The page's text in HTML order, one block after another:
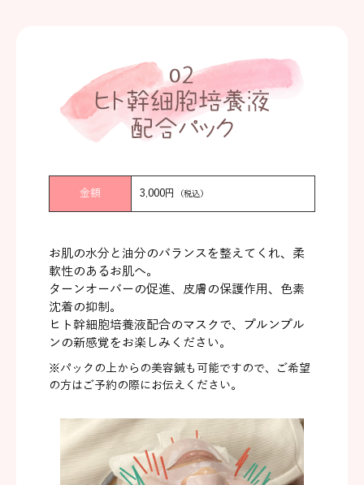
金額 3,000円 （税込）
お肌の水分と油分のバランスを整えてくれ、柔
軟性のあるお肌へ。
ターンオーバーの促進、皮膚の保護作用、色素
沈着の抑制。
ヒト幹細胞培養液配合のマスクで、プルンプル
ンの新感覚をお楽しみください。
※パックの上からの美容鍼も可能ですので、ご希望
の方はご予約の際にお伝えください。